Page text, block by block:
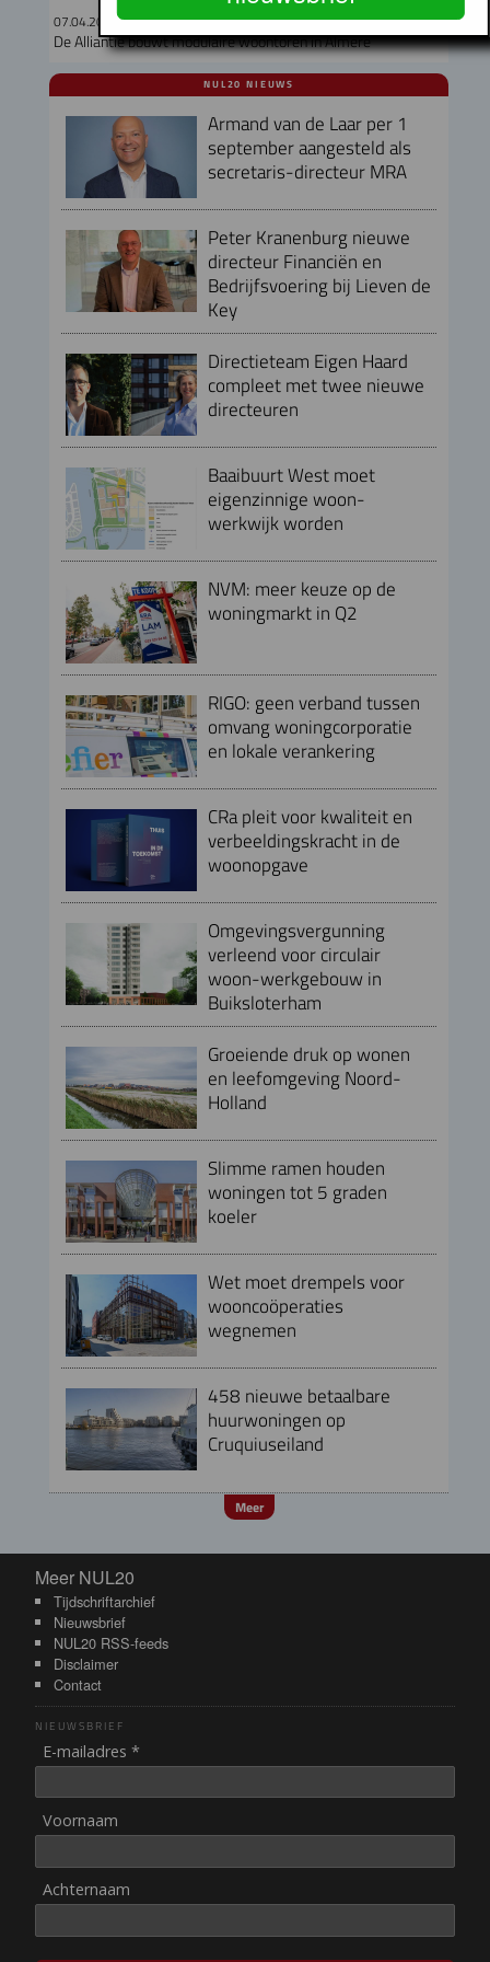
07.04.2026
De Alliantie bouwt modulaire woontoren in Almere
NUL20 NIEUWS
Armand van de Laar per 1
september aangesteld als
secretaris-directeur MRA
Peter Kranenburg nieuwe
directeur Financiën en
Bedrijfsvoering bij Lieven de
Key
Directieteam Eigen Haard
compleet met twee nieuwe
directeuren
Baaibuurt West moet
eigenzinnige woon-
werkwijk worden
NVM: meer keuze op de
woningmarkt in Q2
RIGO: geen verband tussen
omvang woningcorporatie
en lokale verankering
CRa pleit voor kwaliteit en
verbeeldingskracht in de
woonopgave
Omgevingsvergunning
verleend voor circulair
woon-werkgebouw in
Buiksloterham
Groeiende druk op wonen
en leefomgeving Noord-
Holland
Slimme ramen houden
woningen tot 5 graden
koeler
Wet moet drempels voor
wooncoöperaties
wegnemen
458 nieuwe betaalbare
huurwoningen op
Cruquiuseiland
Meer
Meer NUL20
Meer NUL20
Tijdschriftarchief
Nieuwsbrief
NUL20 RSS-feeds
Disclaimer
Contact
NIEUWSBRIEF
E-mailadres *
Voornaam
Achternaam